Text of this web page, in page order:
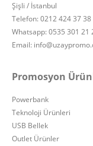
Şişli / İstanbul
Telefon: 0212 424 37 38
Whatsapp: 0535 301 21
Email:
Promosyon
Powerbank
Teknoloji Ürünleri
USB Bellek
Outlet Ürünler